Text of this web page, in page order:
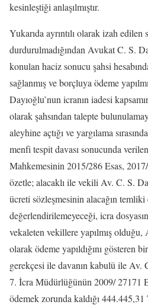
kesinleştiği anlaşılmıştır.
Yukarıda ayrıntılı olarak izah edilen
durdurulmadığından Avukat C. S.
konulan haciz sonucu şahsi
sağlanmış ve borçluya ödeme
Dayıoğlu’nun icranın iadesi
olarak şahsından talepte
aleyhine açtığı ve yargılama
menfi tespit davası sonucunda
Mahkemesinin 2015/286 Esas, 2017/
özetle; alacaklı ile vekili Av. C. S.
ücreti sözleşmesinin alacağın
değerlendirilemeyeceği, icra
vekaleten vekillere yapılmış olduğu,
olarak ödeme yapıldığını gösteren
gerekçesi ile davanın kabulü ile Av.
7. İcra Müdürlüğünün 2009/ 27171
ödemek zorunda kaldığı